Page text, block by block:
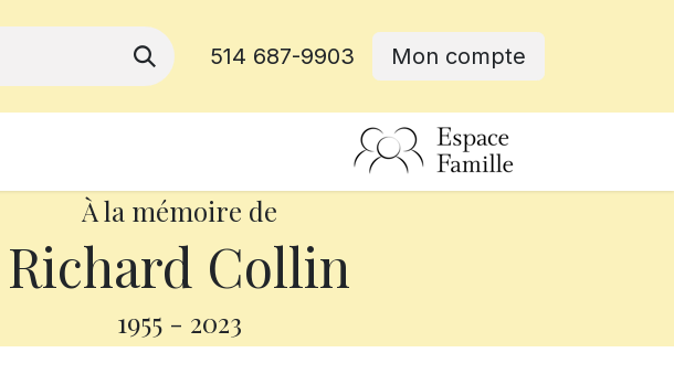
514 687-9903 Mon compte
À la mémoire de
Richard Collin
1955 - 2023